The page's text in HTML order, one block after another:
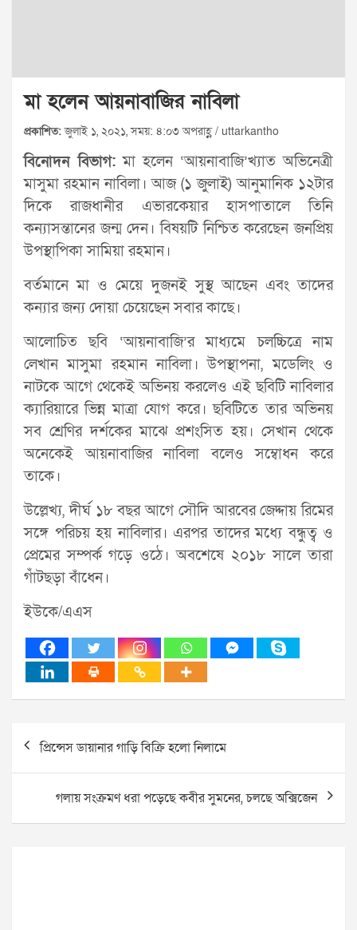
মা হলেন আয়নাবাজির নাবিলা
প্রকাশিত:জুলাই ১, ২০২১, সময়: ৪:০৩ অপরাহ্ণ / uttarkantho
বিনোদন বিভাগ: মা হলেন ‘আয়নাবাজি’খ্যাত অভিনেত্রী
মাসুমা রহমান নাবিলা। আজ (১ জুলাই) আনুমানিক ১২টার
দিকে রাজধানীর এভারকেয়ার হাসপাতালে তিনি
কন্যাসন্তানের জন্ম দেন। বিষয়টি নিশ্চিত করেছেন জনপ্রিয়
উপস্থাপিকা সামিয়া রহমান।
বর্তমানে মা ও মেয়ে দুজনই সুস্থ আছেন এবং তাদের
কন্যার জন্য দোয়া চেয়েছেন সবার কাছে।
আলোচিত ছবি ‘আয়নাবাজি’র মাধ্যমে চলচ্চিত্রে নাম
লেখান মাসুমা রহমান নাবিলা। উপস্থাপনা, মডেলিং ও
নাটকে আগে থেকেই অভিনয় করলেও এই ছবিটি নাবিলার
ক্যারিয়ারে ভিন্ন মাত্রা যোগ করে। ছবিটিতে তার অভিনয়
সব শ্রেণির দর্শকের মাঝে প্রশংসিত হয়। সেখান থেকে
অনেকেই আয়নাবাজির নাবিলা বলেও সম্বোধন করে
তাকে।
উল্লেখ্য, দীর্ঘ ১৮ বছর আগে সৌদি আরবের জেদ্দায় রিমের
সঙ্গে পরিচয় হয় নাবিলার। এরপর তাদের মধ্যে বন্ধুত্ব ও
প্রেমের সম্পর্ক গড়ে ওঠে। অবশেষে ২০১৮ সালে তারা
গাঁটছড়া বাঁধেন।
ইউকে/এএস
Post
navigation
প্রিন্সেস ডায়ানার গাড়ি বিক্রি হলো নিলামে
গলায় সংক্রমণ ধরা পড়েছে কবীর সুমনের, চলছে অক্সিজেন